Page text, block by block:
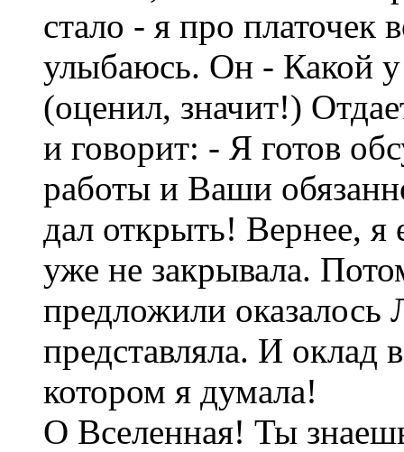
стало - я про
улыбаюсь. Он - Какой
(оценил, значит!)
и говорит: - Я готов
работы и Ваши
дал открыть! Вернее, я
уже не закрывала.
предложили
представляла. И оклад
котором я думала!
О Вселенная! Ты